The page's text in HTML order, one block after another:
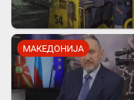
МАКЕДОНИЈА